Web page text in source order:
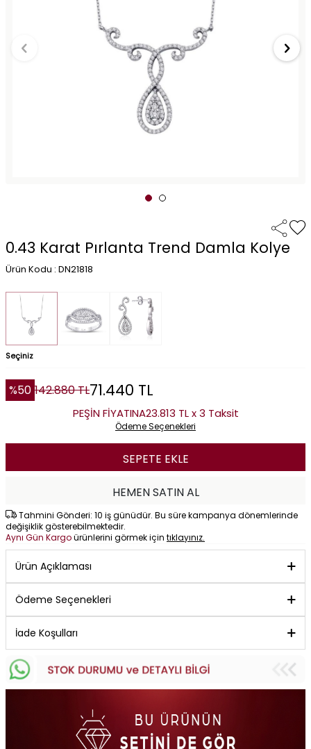
0.43 Karat Pırlanta Trend Damla Kolye
Ürün Kodu : DN21818
Seçiniz
%50 142.880TL71.440 TL
PEŞİN FİYATINA23.813 TL x 3 Taksit
Ödeme Seçenekleri
SEPETE EKLE
HEMEN SATIN AL
Tahmini Gönderi: 10 iş günüdür. Bu süre kampanya dönemlerinde
değişiklik gösterebilmektedir.
Aynı Gün Kargoürünlerini görmek için tıklayınız.
Ürün Açıklaması
Ödeme Seçenekleri
İade Koşulları